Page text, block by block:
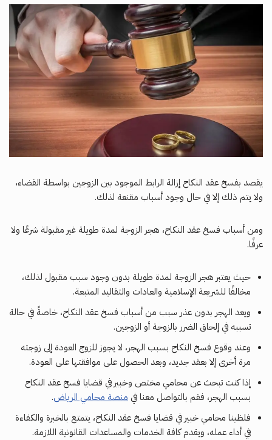
يقصد بفسخ عقد النكاح إزالة الرابط الموجود بين الزوجين بواسطة القضاء،
ولا يتم ذلك إلا في حال وجود أسباب مقنعة لذلك.
ومن أسباب فسخ عقد النكاح، هجر الزوجة لمدة طويلة غير مقبولة شرعًا ولا
عرفًا.
حيث يعتبر هجر الزوجة لمدة طويلة بدون وجود سبب مقبول لذلك،
مخالفًا للشريعة الإسلامية والعادات والتقاليد المتبعة.
ويعد الهجر بدون عذر سبب من أسباب فسخ عقد النكاح، خاصةً في حالة
تسببه في إلحاق الضرر بالزوجة أو الزوجين.
وعند وقوع فسخ النكاح بسبب الهجر، لا يجوز للزوج العودة إلى زوجته
مرة أخرى إلا بعقد جديد، وبعد الحصول على موافقتها على العودة.
إذا كنت تبحث عن محامي مختص وخبير في قضايا فسخ عقد النكاح
بسبب الهجر، فقم بالتواصل معنا في منصة محامي الرياض.
فلظينا محامي خبير في قضايا فسخ عقد النكاح، يتمتع بالخبرة والكفاءة
في أداء عمله، ويقدم كافة الخدمات والمساعدات القانونية اللازمة.